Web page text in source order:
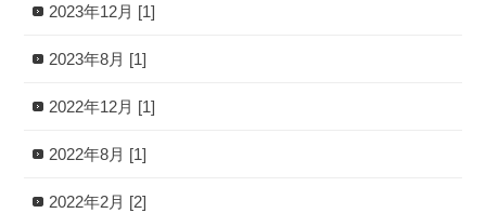
2023年12月 [1]
2023年8月 [1]
2022年12月 [1]
2022年8月 [1]
2022年2月 [2]